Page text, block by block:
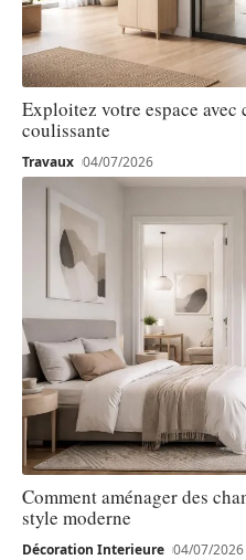
Exploitez votre espace avec
coulissante
Travaux 04/07/2026
Comment aménager des
style moderne
Décoration Interieure 04/07/2026